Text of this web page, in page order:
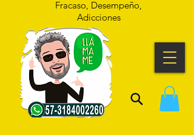
Fracaso, Desempeño,
Adicciones